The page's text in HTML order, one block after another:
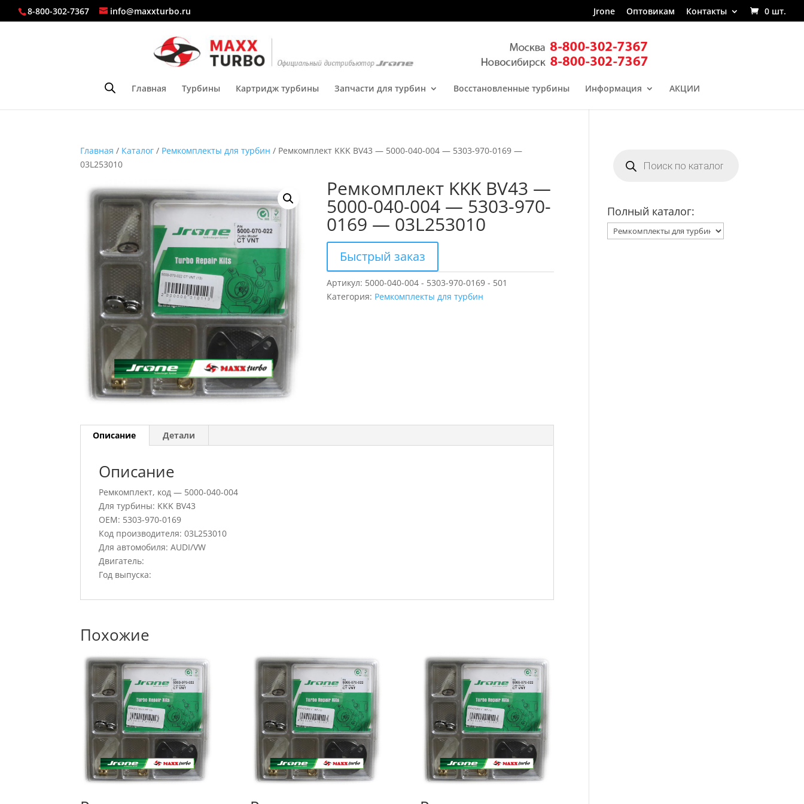
8-800-302-7367 info@maxxturbo.ru Jrone Оптовикам Контакты 0 шт.
Главная Турбины Картридж турбины Запчасти для турбин Восстановленные турбины Информация АКЦИИ
Главная / Каталог / Ремкомплекты для турбин / Ремкомплект KKK BV43 — 5000-040-004 — 5303-970-0169 —
03L253010
Ремкомплект KKK BV43 —
5000-040-004 — 5303-970-
0169 — 03L253010
Быстрый заказ
Артикул: 5000-040-004 - 5303-970-0169 - 501
Категория: Ремкомплекты для турбин
Описание Детали
Описание
Ремкомплект, код — 5000-040-004
Для турбины: KKK BV43
OEM: 5303-970-0169
Код производителя: 03L253010
Для автомобиля: AUDI/VW
Двигатель:
Год выпуска:
Похожие
товаров
Полный каталог: